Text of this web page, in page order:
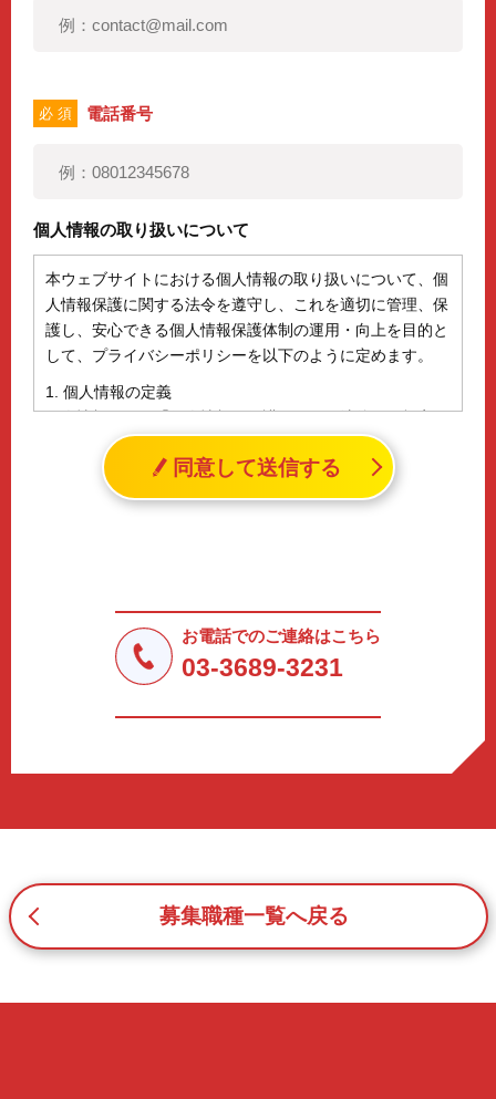
必 須 電話番号
個人情報の取り扱いについて
本ウェブサイトにおける個人情報の取り扱いについて、個
人情報保護に関する法令を遵守し、これを適切に管理、保
護し、安心できる個人情報保護体制の運用・向上を目的と
して、プライバシーポリシーを以下のように定めます。
1. 個人情報の定義
個人情報とは、「個人情報の保護に関する法律」に規定さ
れる生存する個人に関する情報であって、氏名、生年月日
その他の記述等により特定の個人を識別することができる
情報（個人識別情報）を指します。
a.応募者等からのお問い合わせに対応・管理するため
b.本ウェブサイトにおけるサービスの提供・運用のため
3. プライバシー尊重
4. 法令等の遵守
応募者等の個人情報の取得、利用その他一切の取り扱いに
令、及び本プライバシーポリシーを遵守します。
同意して送信する
お電話でのご連絡はこちら
03-3689-3231
募集職種一覧へ戻る